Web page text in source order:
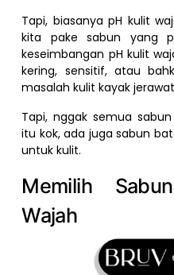
Tapi, biasanya pH kulit
kita pake sabun yang
keseimbangan pH kulit
kering, sensitif, atau
masalah kulit kayak
Tapi, nggak semua
itu kok, ada juga sabun
untuk kulit.
Memilih
Wajah